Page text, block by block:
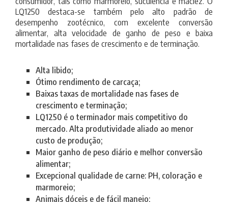
LQ1250 destaca-se também pelo alto padrão de
desempenho zootécnico, com excelente conversão
alimentar, alta velocidade de ganho de peso e baixa
mortalidade nas fases de crescimento e de terminação.
Alta libido;
Ótimo rendimento de carcaça;
Baixas taxas de mortalidade nas fases de
crescimento e terminação;
LQ1250 é o terminador mais competitivo do
mercado. Alta produtividade aliado ao menor
custo de produção;
Maior ganho de peso diário e melhor conversão
alimentar;
Excepcional qualidade de carne: PH, coloração e
marmoreio;
Animais dóceis e de fácil manejo;